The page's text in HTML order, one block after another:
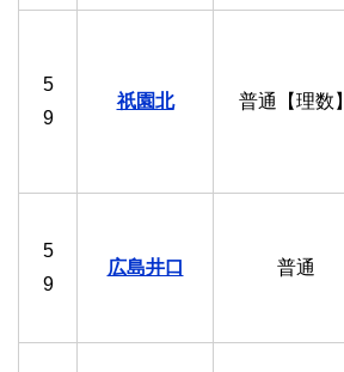
5
9
祇園北 普通【理数】
5
9
広島井口 普通